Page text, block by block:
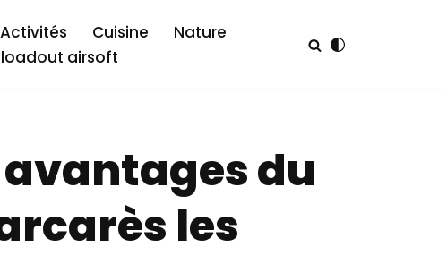
Activités Cuisine
Nature
loadout airsoft
du
les